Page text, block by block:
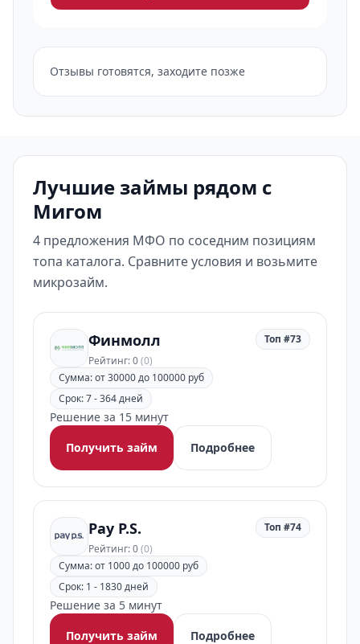
Отзывы готовятся, заходите позже
Лучшие займы рядом с
Мигом
4 предложения МФО по соседним позициям
топа каталога. Сравните условия и возьмите
микрозайм.
Финмолл
Рейтинг: 0(0)
Топ #73
Сумма: от 30000 до 100000 руб
Срок: 7 - 364 дней
Решение за 15 минут
Получить займ
Подробнее
Pay P.S.
Рейтинг: 0(0)
Топ #74
Сумма: от 1000 до 100000 руб
Срок: 1 - 1830 дней
Решение за 5 минут
Получить займ
Подробнее